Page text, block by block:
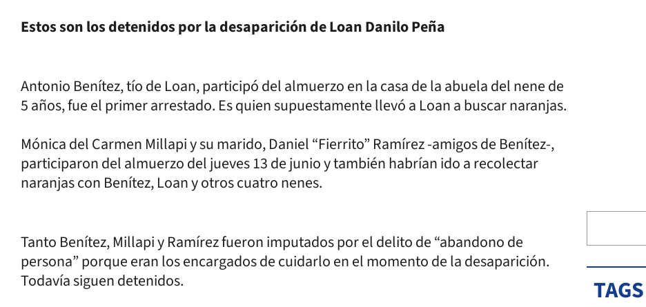
Estos son los detenidos por la desaparición de Loan Danilo Peña
Antonio Benítez, tío de Loan, participó del almuerzo en la casa de la abuela del nene de
5 años, fue el primer arrestado. Es quien supuestamente llevó a Loan a buscar naranjas.
Mónica del Carmen Millapi y su marido, Daniel “Fierrito” Ramírez -amigos de Benítez-,
participaron del almuerzo del jueves 13 de junio y también habrían ido a recolectar
naranjas con Benítez, Loan y otros cuatro nenes.
Tanto Benítez, Millapi y Ramírez fueron imputados por el delito de “abandono de
persona” porque eran los encargados de cuidarlo en el momento de la desaparición.
Todavía siguen detenidos.
TAGS